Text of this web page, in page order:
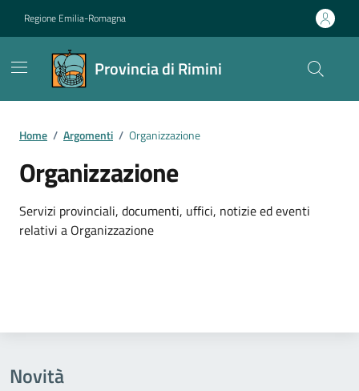
Regione Emilia-Romagna
Provincia di Rimini
Home / Argomenti / Organizzazione
Organizzazione
Dettagli dell'argomento
Servizi provinciali, documenti, uffici, notizie ed eventi
relativi a Organizzazione
Novità